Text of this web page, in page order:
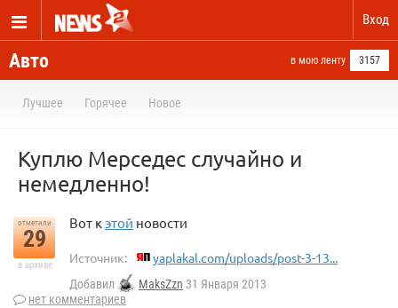
Вход
Авто в мою ленту 3157
Лучшее Горячее Новое
Куплю Мерседес случайно и
немедленно!
отметили
29
в архиве
Вот кэтой новости
Источник: yaplakal.com/uploads/post-3-13...
Добавил MaksZzn 31 Января 2013
нет комментариев